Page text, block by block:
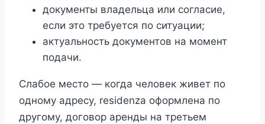
документы владельца или согласие,
если это требуется по ситуации;
актуальность документов на момент
подачи.
Слабое место — когда человек живет по
одному адресу, residenza оформлена по
другому, договор аренды на третьем